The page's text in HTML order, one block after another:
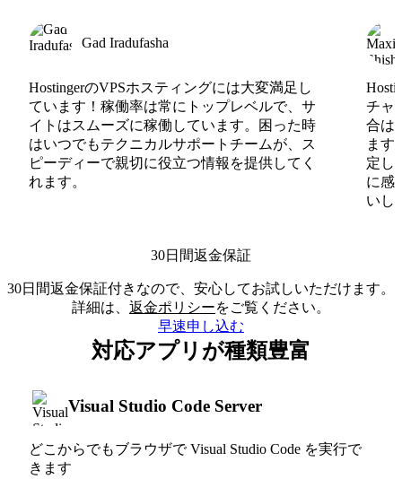
Gad Iradufasha
HostingerのVPSホスティングには大変満足し
ています！稼働率は常にトップレベルで、サ
イトはスムーズに稼働しています。困った時
はいつでもテクニカルサポートチームが、ス
ピーディーで親切に役立つ情報を提供してく
れます。
チャ
合は
ます
定し
に感
いし
30日間返金保証
30日間返金保証付きなので、安心してお試しいただけます。
詳細は、 返金ポリシーをご覧ください。
早速申し込む
対応アプリが種類豊富
Visual Studio Code Server
どこからでもブラウザで Visual Studio Code を実行で
きます